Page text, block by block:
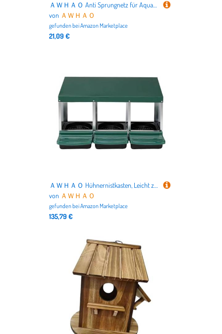
ＡＷＨＡＯ Anti Sprungnetz für Aquarien, Abdeckung für Aquarium Oberteil, Ersatznetz, Reißfest, Einfach Aufzubauen, Schwarz, 45cmx45cm
von ＡＷＨＡＯ
gefunden beiAmazon Marketplace
21,09 €
ＡＷＨＡＯ Hühnernistkasten, Leicht zu Reinigen, Geflügelnistkästen für Bauernhöfe, Hinterhöfe, Hühnerställe
von ＡＷＨＡＯ
gefunden beiAmazon Marketplace
135,79 €